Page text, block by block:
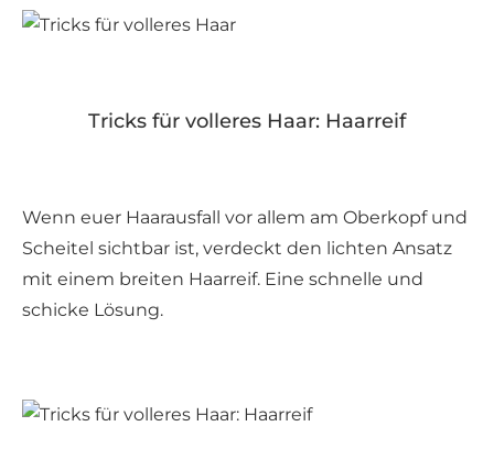
Tricks für volleres Haar: Haarreif
Wenn euer Haarausfall vor allem am Oberkopf und
Scheitel sichtbar ist, verdeckt den lichten Ansatz
mit einem breiten Haarreif. Eine schnelle und
schicke Lösung.